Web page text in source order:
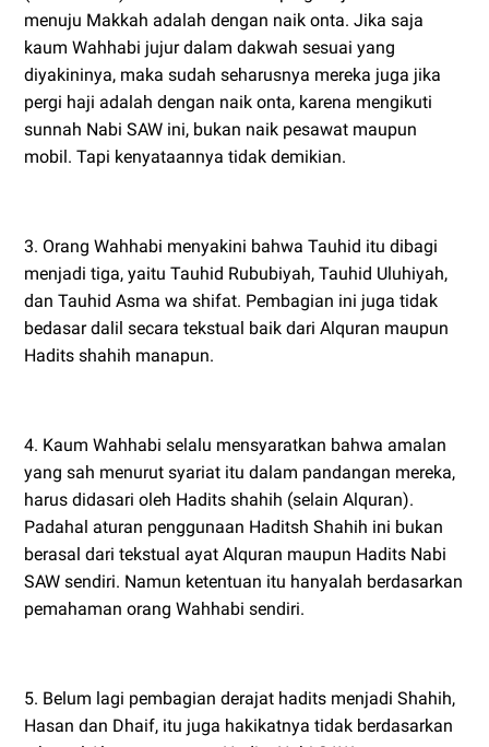
menuju Makkah adalah dengan naik onta. Jika saja
kaum Wahhabi jujur dalam dakwah sesuai yang
diyakininya, maka sudah seharusnya mereka juga jika
pergi haji adalah dengan naik onta, karena mengikuti
sunnah Nabi SAW ini, bukan naik pesawat maupun
mobil. Tapi kenyataannya tidak demikian.
3. Orang Wahhabi menyakini bahwa Tauhid itu dibagi
menjadi tiga, yaitu Tauhid Rububiyah, Tauhid Uluhiyah,
dan Tauhid Asma wa shifat. Pembagian ini juga tidak
bedasar dalil secara tekstual baik dari Alquran maupun
Hadits shahih manapun.
4. Kaum Wahhabi selalu mensyaratkan bahwa amalan
yang sah menurut syariat itu dalam pandangan mereka,
harus didasari oleh Hadits shahih (selain Alquran).
Padahal aturan penggunaan Haditsh Shahih ini bukan
berasal dari tekstual ayat Alquran maupun Hadits Nabi
SAW sendiri. Namun ketentuan itu hanyalah berdasarkan
pemahaman orang Wahhabi sendiri.
5. Belum lagi pembagian derajat hadits menjadi Shahih,
Hasan dan Dhaif, itu juga hakikatnya tidak berdasarkan